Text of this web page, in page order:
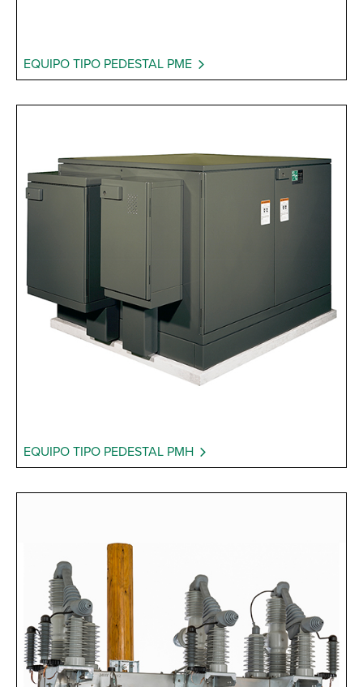
EQUIPO TIPO PEDESTAL PME
EQUIPO TIPO PEDESTAL PMH